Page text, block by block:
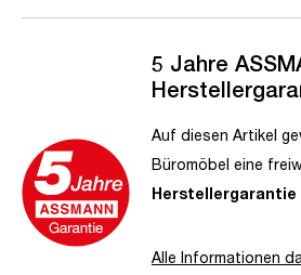
5 Jahre
Auf diesen Artikel
Büromöbel eine
Herstellergarantie
Alle Informationen